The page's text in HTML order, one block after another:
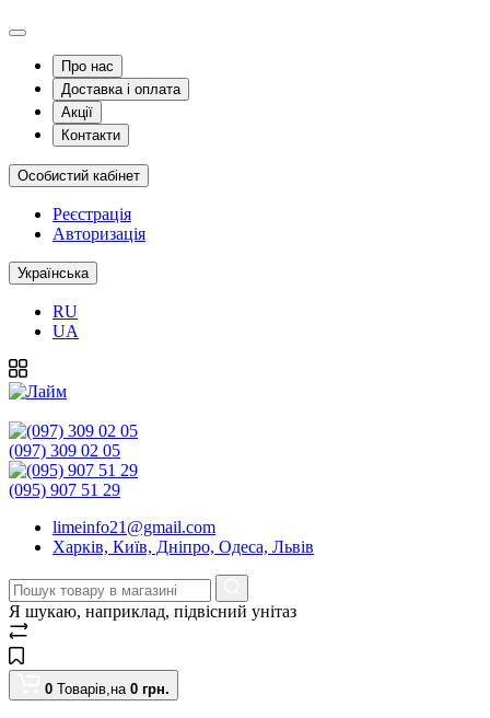
Про нас
Доставка і оплата
Акції
Контакти
Особистий кабінет
Реєстрація
Авторизація
Українська
RU
UA
(097) 309 02 05
(095) 907 51 29
limeinfo21@gmail.com
Харків, Київ, Дніпро, Одеса, Львів
Я шукаю, наприклад, підвісний унітаз
0 Товарів,на 0 грн.